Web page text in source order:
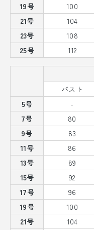
19号
100
21号
104
23号
108
25号
112
バスト
5号
-
7号
80
9号
83
11号
86
13号
89
15号
92
17号
96
19号
100
21号
104